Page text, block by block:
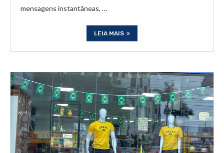
mensagens instantâneas, …
LEIA MAIS